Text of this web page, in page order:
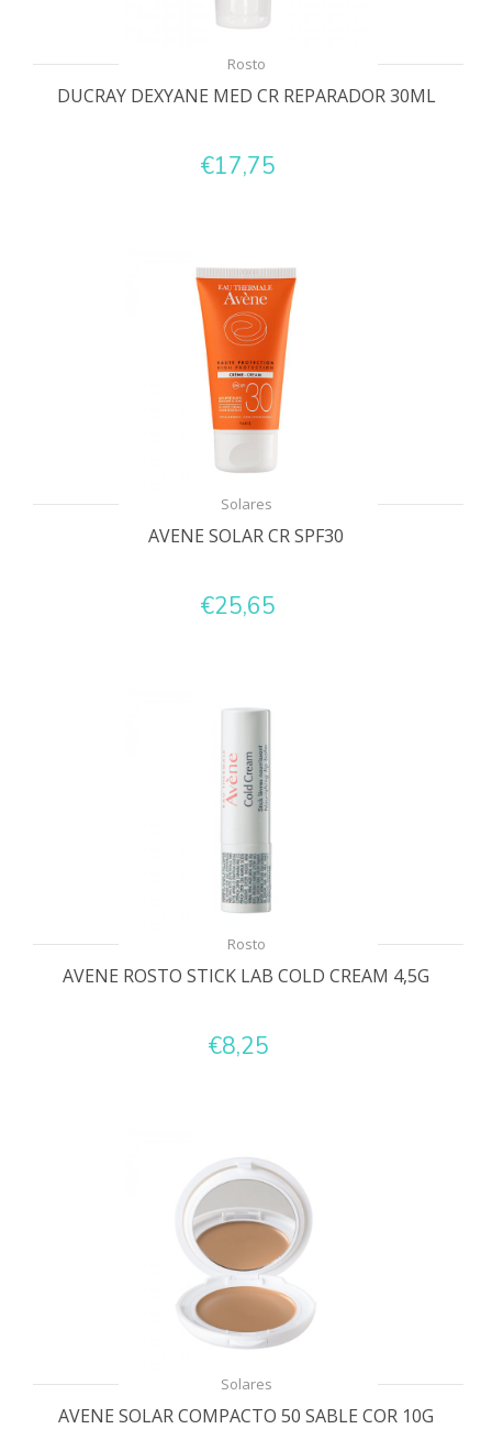
Rosto
DUCRAY DEXYANE MED CR REPARADOR 30ML
€17,75
Solares
AVENE SOLAR CR SPF30
€25,65
Rosto
AVENE ROSTO STICK LAB COLD CREAM 4,5G
€8,25
Solares
AVENE SOLAR COMPACTO 50 SABLE COR 10G